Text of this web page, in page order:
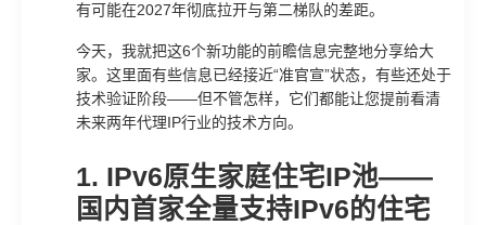
有可能在2027年彻底拉开与第二梯队的差距。
今天，我就把这6个新功能的前瞻信息完整地分享给大
家。这里面有些信息已经接近“准官宣”状态，有些还处于
技术验证阶段——但不管怎样，它们都能让您提前看清
未来两年代理IP行业的技术方向。
1. IPv6原生家庭住宅IP池——
国内首家全量支持IPv6的住宅